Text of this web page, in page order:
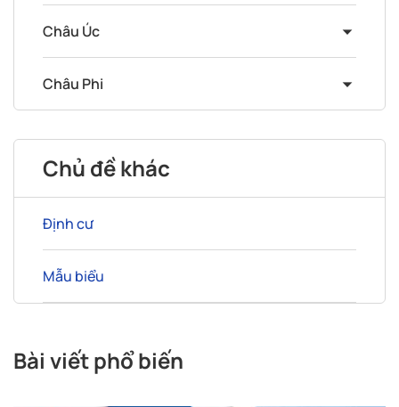
Châu Úc
Châu Phi
Chủ đề khác
Định cư
Mẫu biểu
Bài viết phổ biến